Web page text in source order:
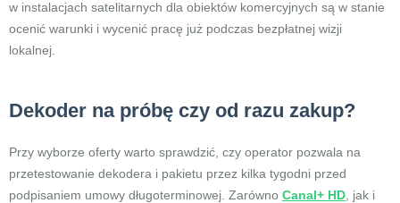
w instalacjach satelitarnych dla obiektów komercyjnych są w stanie
ocenić warunki i wycenić pracę już podczas bezpłatnej wizji
lokalnej.
Dekoder na próbę czy od razu zakup?
Przy wyborze oferty warto sprawdzić, czy operator pozwala na
przetestowanie dekodera i pakietu przez kilka tygodni przed
podpisaniem umowy długoterminowej. Zarówno Canal+ HD , jak i